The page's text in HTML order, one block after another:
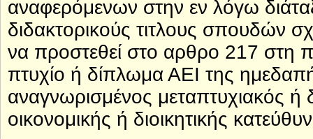
αναφερόμενων στην εν λόγω
διδακτορικούς τιτλους σπουδών
να προστεθεί στο αρθρο 217 στη
πτυχίο ή δίπλωμα ΑΕΙ της
αναγνωρισμένος μεταπτυχιακός ή
οικονομικής ή διοικητικής